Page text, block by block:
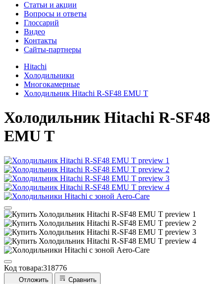
Cтатьи и акции
Вопросы и ответы
Глоссарий
Видео
Контакты
Сайты-партнеры
Hitachi
Холодильники
Многокамерные
Холодильник Hitachi R-SF48 EMU T
ХолодильникHitachi R-SF48
EMU T
Код товара:318776
Отложить Сравнить